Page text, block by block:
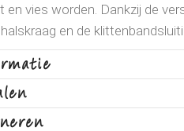
vies worden. Dankzij de
en de
perfecte badjas vinden.
vachtsoorten. De Royal Dry
zacht en neemt geen
droogt erg snel.